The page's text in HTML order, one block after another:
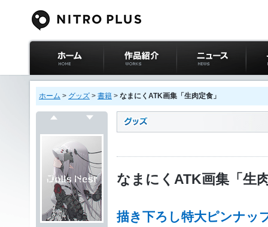
ニトロプラス公式
サイト ホーム
作品紹介 ニュース イベ
ホーム > グッズ > 書籍 > なまにくATK画集「生肉定食」
なまにくATK画集「生
描き下ろし特大ピンナッ